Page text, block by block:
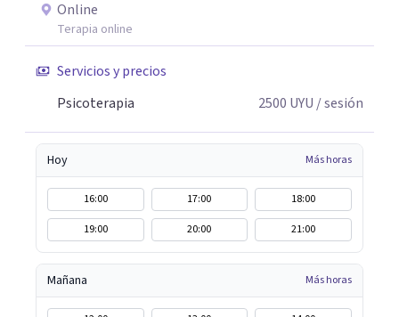
Online
Terapia online
Servicios y precios
Psicoterapia
2500 UYU / sesión
Hoy Más horas
16:00 17:00
18:00
19:00
20:00 21:00
Mañana Más horas